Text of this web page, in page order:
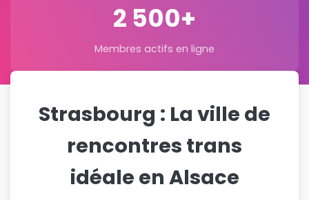
2 500+
Membres actifs en ligne
Strasbourg : La ville de
rencontres trans
idéale en Alsace